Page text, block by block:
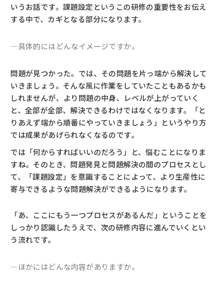
いうお話です。課題設定というこの研修の重要性をお伝え
する中で、カギとなる部分になります。
―具体的にはどんなイメージですか。
問題が見つかった。では、その問題を片っ端から解決して
いきましょう。そんな風に作業をしていたこともあるかも
しれませんが、より問題の中身、レベルが上がっていく
と、全部が全部、解決できるわけではなくなります。「と
りあえず端から順番にやっていきましょう」というやり方
では成果があげられなくなるのです。
では「何からすればいいのだろう」と、悩むことになりま
すね。そのとき、問題発見と問題解決の間のプロセスとし
て、「課題設定」を意識することによって、より生産性に
寄与できるような問題解決ができるようになります。
「あ、ここにもう一つプロセスがあるんだ」ということを
しっかり認識したうえで、次の研修内容に進んでいくとい
う流れです。
―ほかにはどんな内容がありますか。